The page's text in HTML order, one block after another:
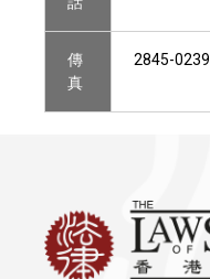
傳
真
2845-0239